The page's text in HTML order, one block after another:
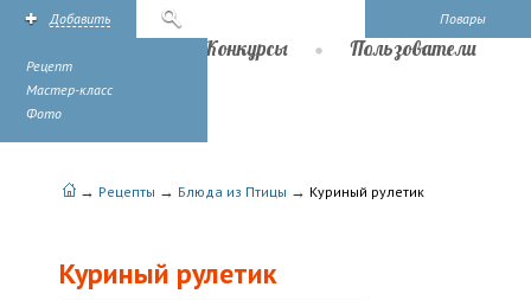
Повары
Добавить
Рецепт
Мастер-класс
Фото
Конкурсы Пользователи
→ Рецепты → Блюда из Птицы → Куриный рулетик
Куриный рулетик